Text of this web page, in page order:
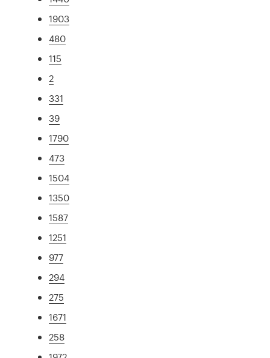
1903
480
115
2
331
39
1790
473
1504
1350
1587
1251
977
294
275
1671
258